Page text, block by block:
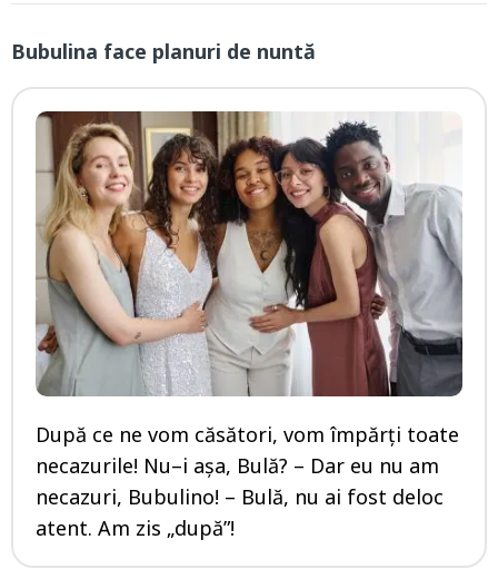
Bubulina face planuri de nuntă
După ce ne vom căsători, vom împărți toate
necazurile! Nu–i așa, Bulă? – Dar eu nu am
necazuri, Bubulino! – Bulă, nu ai fost deloc
atent. Am zis „după”!